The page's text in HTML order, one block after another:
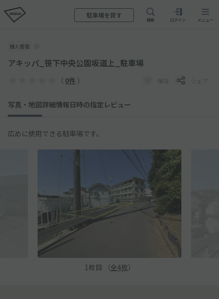
駐車場を貸す
検索 ログイン メニュー
個人管理
アキッパ_笹下中央公園坂道上_駐車場
（ 0件 ） 保存 シェア
写真・地図詳細情報日時の指定 レビュー
広めに使用できる駐車場です。
1 枚目 （全4枚）